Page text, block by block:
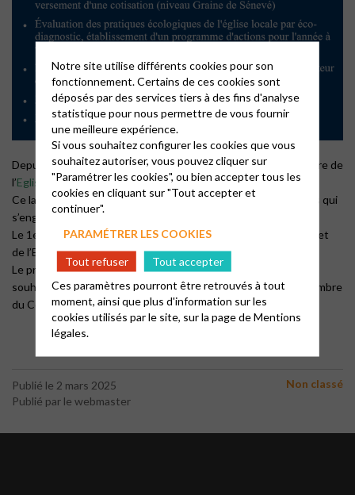
Depuis septembre 2024, la paroisse s’est lancée dans l’aventure de
l’Eglise Verte!
Ce label Eglise verte, s’adresse aux communautés chrétiennes qui
s’engagent pour le soin de la Création.
Le 1er février 2025, l’Eglise Protestante Unie Pays d’Aubagne et
de l’Etoile a atteint le niveauGraine de Sénevé
Le projet est suivi par une équipe pilotée par Sandrine. Si vous
souhaitez vous investir aussi, n’hésitez pas à en parler à un membre
du Conseil presbytéral.
Publié le 2 mars 2025
Publié par le webmaster
Non classé
Notre site utilise différents cookies pour son
fonctionnement. Certains de ces cookies sont
déposés par des services tiers à des fins d'analyse
statistique pour nous permettre de vous fournir
une meilleure expérience.
Si vous souhaitez configurer les cookies que vous
souhaitez autoriser, vous pouvez cliquer sur
"Paramétrer les cookies", ou bien accepter tous les
cookies en cliquant sur "Tout accepter et
continuer".
PARAMÉTRER LES COOKIES
Tout refuser
Tout accepter
Ces paramètres pourront être retrouvés à tout
moment, ainsi que plus d'information sur les
cookies utilisés par le site, sur la page deMentions
légales.